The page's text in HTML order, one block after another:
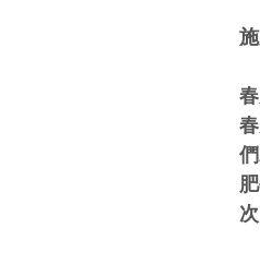
次